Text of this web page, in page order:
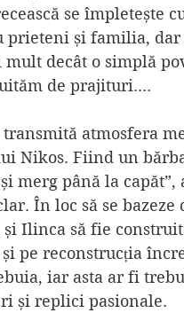
se împletește
și familia, dar
decât o simplă
de prajituri....
transmită atmosfera
Nikos. Fiind un
merg până la
În loc să se
Ilinca să fie
pe reconstrucția
iar asta ar fi
și replici pasionale.